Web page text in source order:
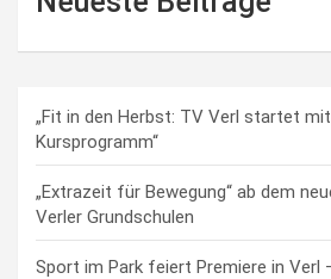
„Fit in den Herbst: TV Verl startet
Kursprogramm“
„Extrazeit für Bewegung“ ab dem
Verler Grundschulen
Sport im Park feiert Premiere in Verl